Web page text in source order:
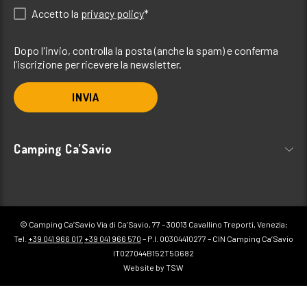
Accetto la privacy policy*
Dopo l'invio, controlla la posta (anche la spam) e conferma
l’iscrizione per ricevere la newsletter.
INVIA
Camping Ca’Savio
© Camping Ca’Savio Via di Ca’Savio, 77 – 30013 Cavallino Treporti, Venezia;
Tel. +39 041 966 017 +39 041 966 570 – P.I. 00304410277 – CIN Camping Ca’Savio
IT027044B152T5G682
Website by TSW